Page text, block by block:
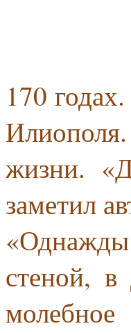
170
жизни.
заметил
«Однажды
стеной,